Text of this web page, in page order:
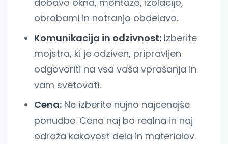
obrobami in notranjo obdelavo.
Komunikacija in odzivnost: Izberite
mojstra, ki je odziven, pripravljen
odgovoriti na vsa vaša vprašanja in
vam svetovati.
Cena: Ne izberite nujno najcenejše
ponudbe. Cena naj bo realna in naj
odraža kakovost dela in materialov.